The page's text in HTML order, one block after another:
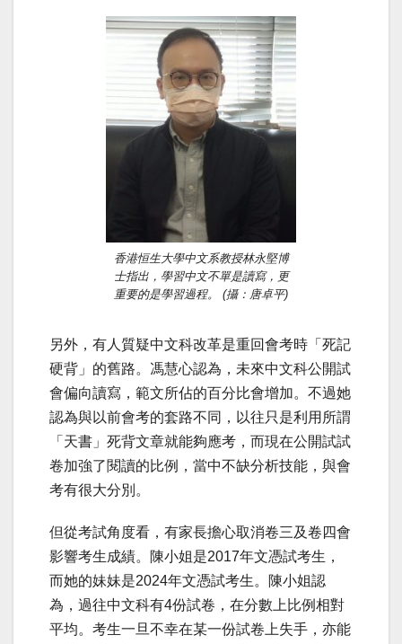
香港恒生大學中文系教授林永堅博
士指出，學習中文不單是讀寫，更
重要的是學習過程。 (攝：唐卓平)
另外，有人質疑中文科改革是重回會考時「死記
硬背」的舊路。馮慧心認為，未來中文科公開試
會偏向讀寫，範文所佔的百分比會增加。不過她
認為與以前會考的套路不同，以往只是利用所謂
「天書」死背文章就能夠應考，而現在公開試試
卷加強了閱讀的比例，當中不缺分析技能，與會
考有很大分別。
但從考試角度看，有家長擔心取消卷三及卷四會
影響考生成績。陳小姐是2017年文憑試考生，
而她的妹妹是2024年文憑試考生。陳小姐認
為，過往中文科有4份試卷，在分數上比例相對
平均。考生一旦不幸在某一份試卷上失手，亦能